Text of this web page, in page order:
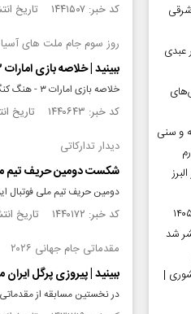
کد خبر: ۱۴۴۱۵۰۷ تاریخ انتشار : ۱۴۰۲/۱۰/۲۹
روز سوم جام ملت‌ های آسیا ۲۰۲۳
ببینید | خلاصه بازی امارات ۳ - هنگ‌کنگ ۱
خلاصه بازی امارات ۳ - هنگ کنگ ۱ در چارچوب رقابت‌های جام ملت‌های آسیا.
کد خبر: ۱۴۴۰۶۴۳ تاریخ انتشار : ۱۴۰۲/۱۰/۲۴
دیدار تدارکاتی
شکست دومین حریف تیم
دومین حریف تیم ملی فوتبال
کد خبر: ۱۴۴۰۱۷۲ تاریخ انتشار : ۱۴۰۲/۱۰/۲۰
مقدماتی جام جهانی ۲۰۲۶
ببینید | پیروزی پرگل
در نخستین مسابقه از مقدماتی جام جهانی ۲۰۲۶ تیم ملی فوتبال کشورمان
عبدی
و سنی
شد
|